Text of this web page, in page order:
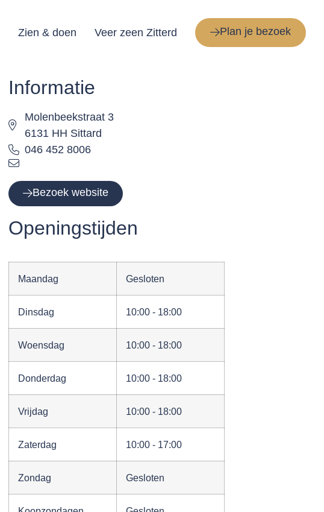
Zien & doen Veer zeen Zitterd Plan je bezoek
Informatie
Molenbeekstraat 3
6131 HH Sittard
046 452 8006
Bezoek website
Openingstijden
Maandag Gesloten
Dinsdag 10:00 - 18:00
Woensdag 10:00 - 18:00
Donderdag 10:00 - 18:00
Vrijdag 10:00 - 18:00
Zaterdag 10:00 - 17:00
Zondag Gesloten